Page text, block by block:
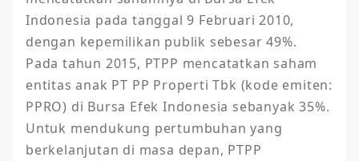
Indonesia pada tanggal 9 Februari 2010,
dengan kepemilikan publik sebesar 49%.
Pada tahun 2015, PTPP mencatatkan saham
entitas anak PT PP Properti Tbk (kode emiten:
PPRO) di Bursa Efek Indonesia sebanyak 35%.
Untuk mendukung pertumbuhan yang
berkelanjutan di masa depan, PTPP